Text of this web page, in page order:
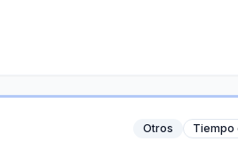
Otros Tiempo